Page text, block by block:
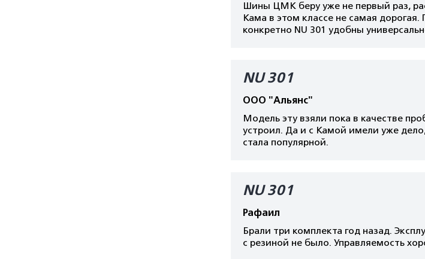
Шины ЦМК беру уже не первый раз,
Кама в этом классе не самая
конкретно NU 301 удобны
NU 301
ООО "Альянс"
Модель эту взяли пока в качестве
устроил. Да и с Камой имели уже
стала популярной.
NU 301
Рафаил
Брали три комплекта год назад.
с резиной не было. Управляемость